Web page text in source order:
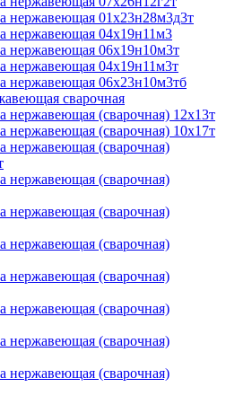
нержавеющая 01х23н28м3д3т
нержавеющая 04х19н11м3
нержавеющая 06х19н10м3т
нержавеющая 04х19н11м3т
нержавеющая 06х23н10м3тб
сварочная
нержавеющая (сварочная) 12х13т
нержавеющая (сварочная) 10х17т
нержавеющая (сварочная)
нержавеющая (сварочная)
нержавеющая (сварочная)
нержавеющая (сварочная)
нержавеющая (сварочная)
нержавеющая (сварочная)
нержавеющая (сварочная)
нержавеющая (сварочная)